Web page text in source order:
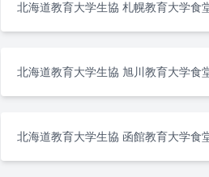
北海道教育大学生協 札幌教育大学食
北海道教育大学生協 旭川教育大学食
北海道教育大学生協 函館教育大学食